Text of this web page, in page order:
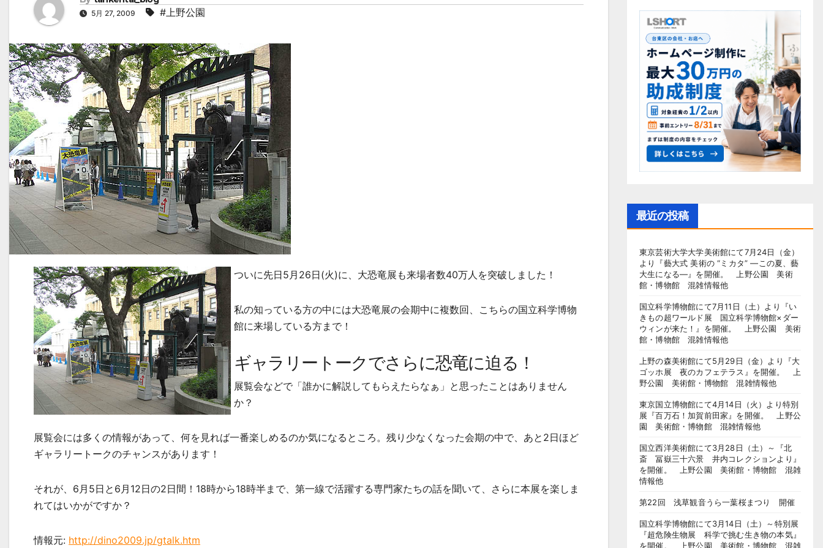
5月 27, 2009 #上野公園
ついに先日5月26日(火)に、大恐竜展も来場者数40万人を突破しました！
私の知っている方の中には大恐竜展の会期中に複数回、こちらの国立科学博物
館に来場している方まで！
ギャラリートークでさらに恐竜に迫る！
展覧会などで「誰かに解説してもらえたらなぁ」と思ったことはありません
か？
展覧会には多くの情報があって、何を見れば一番楽しめるのか気になるところ。残り少なくなった会期の中で、あと2日ほど
ギャラリートークのチャンスがあります！
それが、6月5日と6月12日の2日間！18時から18時半まで、第一線で活躍する専門家たちの話を聞いて、さらに本展を楽しま
れてはいかがですか？
情報元: http://dino2009.jp/gtalk.htm
最近の投稿
東京芸術大学大学美術館にて7月24日（金）
より『藝大式 美術の “ミカタ” ―この夏、藝
大生になる―』を開催。 上野公園 美術
館・博物館 混雑情報他
国立科学博物館にて7月11日（土）より『い
きもの超ワールド展 国立科学博物館×ダー
ウィンが来た！』を開催。 上野公園 美術
館・博物館 混雑情報他
上野の森美術館にて5月29日（金）より『大
ゴッホ展 夜のカフェテラス』を開催。 上
野公園 美術館・博物館 混雑情報他
東京国立博物館にて4月14日（火）より特別
展『百万石！加賀前田家』を開催。 上野公
園 美術館・博物館 混雑情報他
国立西洋美術館にて3月28日（土）～『北
斎 冨嶽三十六景 井内コレクションより』
を開催。 上野公園 美術館・博物館 混雑
情報他
第22回 浅草観音うら一葉桜まつり 開催
国立科学博物館にて3月14日（土）～特別展
『超危険生物展 科学で挑む生き物の本気』
を開催。 上野公園 美術館・博物館 混雑